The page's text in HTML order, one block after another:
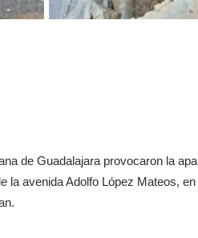
de Guadalajara provocaron la
la avenida Adolfo López Mateos,